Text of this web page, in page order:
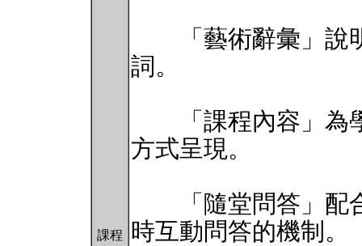
課程
「藝術辭彙」說
詞。
「課程內容」為學
方式呈現。
「隨堂問答」配合
時互動問答的機制。